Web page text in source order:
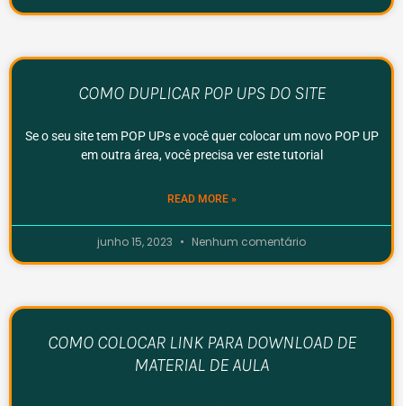
COMO DUPLICAR POP UPS DO SITE
Se o seu site tem POP UPs e você quer colocar um novo POP UP
em outra área, você precisa ver este tutorial
READ MORE »
junho 15, 2023 Nenhum comentário
COMO COLOCAR LINK PARA DOWNLOAD DE
MATERIAL DE AULA